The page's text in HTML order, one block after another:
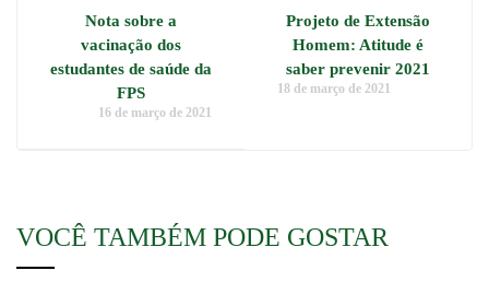
Nota sobre a
vacinação dos
estudantes de saúde da
FPS
16 de março de 2021
Projeto de Extensão
Homem: Atitude é
saber prevenir 2021
18 de março de 2021
VOCÊ TAMBÉM PODE GOSTAR